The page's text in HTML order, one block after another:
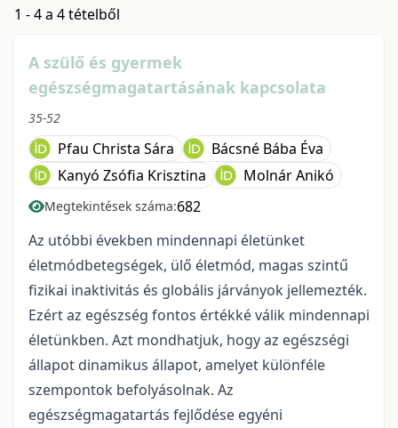
1 - 4 a 4 tételből
A szülő és gyermek
egészségmagatartásának kapcsolata
35-52
Pfau Christa Sára
Bácsné Bába Éva
Kanyó Zsófia Krisztina
Molnár Anikó
Megtekintések száma:682
Az utóbbi években mindennapi életünket
életmódbetegségek, ülő életmód, magas szintű
fizikai inaktivitás és globális járványok jellemezték.
Ezért az egészség fontos értékké válik mindennapi
életünkben. Azt mondhatjuk, hogy az egészségi
állapot dinamikus állapot, amelyet különféle
szempontok befolyásolnak. Az
egészségmagatartás fejlődése egyéni